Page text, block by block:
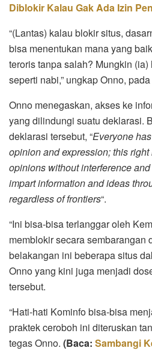
Diblokir Kalau Gak Ada Izin
“(Lantas) kalau blokir situs,
bisa menentukan mana yang
teroris tanpa salah? Mungkin
seperti nabi,” ungkap Onno,
Onno menegaskan, akses ke
yang dilindungi suatu deklarasi.
deklarasi tersebut, “Everyone
opinion and expression; this
opinions without interference
impart information and ideas
regardless of frontiers“.
“Ini bisa-bisa terlanggar oleh
memblokir secara sembarangan
belakangan ini beberapa situs
Onno yang kini juga menjadi
tersebut.
“Hati-hati Kominfo bisa-bisa
praktek ceroboh ini diteruskan
tegas Onno. (Baca: Sambangi